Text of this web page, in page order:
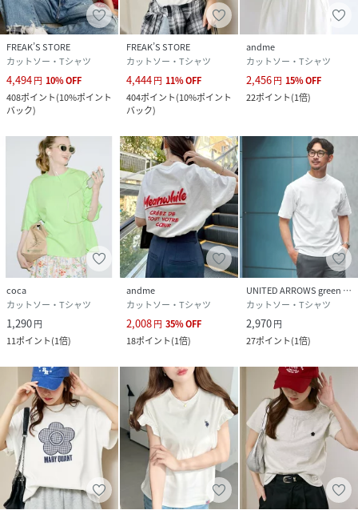
FREAK’S STORE
カットソー・Tシャツ
4,494円 10%OFF
408ポイント(10%ポイント
バック)
FREAK’S STORE
カットソー・Tシャツ
4,444円 11%OFF
404ポイント(10%ポイント
バック)
andme
カットソー・Tシャツ
2,456円 15%OFF
22ポイント(1倍)
coca
カットソー・Tシャツ
1,290円
11ポイント(1倍)
andme
カットソー・Tシャツ
2,008円 35%OFF
18ポイント(1倍)
UNITED ARROWS green label relaxing
カットソー・Tシャツ
2,970円
27ポイント(1倍)